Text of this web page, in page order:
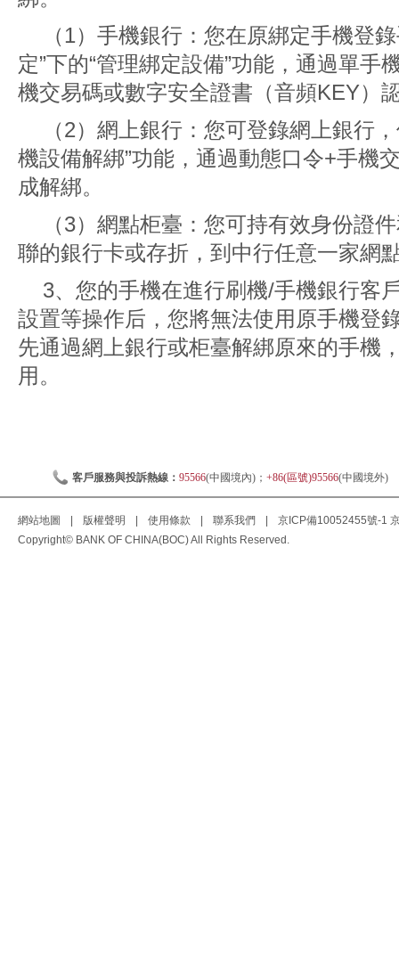
（1）手機銀行：您在原綁定手機登
定”下的“管理綁定設備”功能，通過單手
機交易碼或數字安全證書（音頻KEY）
（2）網上銀行：您可登錄網上銀行
機設備解綁”功能，通過動態口令+手機
成解綁。
（3）網點柜臺：您可持有效身份證
聯的銀行卡或存折，到中行任意一家網
3、您的手機在進行刷機/手機銀行客
設置等操作后，您將無法使用原手機登
先通過網上銀行或柜臺解綁原來的手機
用。
客戶服務與投訴熱線： 95566(中國境內)； +86(區號)95566(中國境外)
網站地圖 版權聲明 使用條款 聯系我們 京ICP備10052455號-1
Copyright© BANK OF CHINA(BOC) All Rights Reserved.